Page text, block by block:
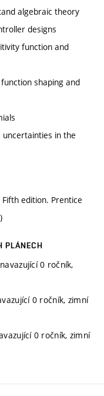
algebraic theory
designs
function and
shaping and
in the
edition. Prentice
PLÁNECH
0 ročník,
0 ročník, zimní
0 ročník, zimní